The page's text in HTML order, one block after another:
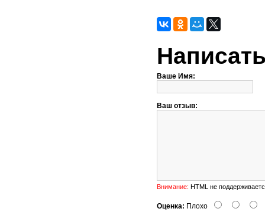
Ваше Имя:
Ваш отзыв:
Внимание: HTML не
Оценка: Плохо